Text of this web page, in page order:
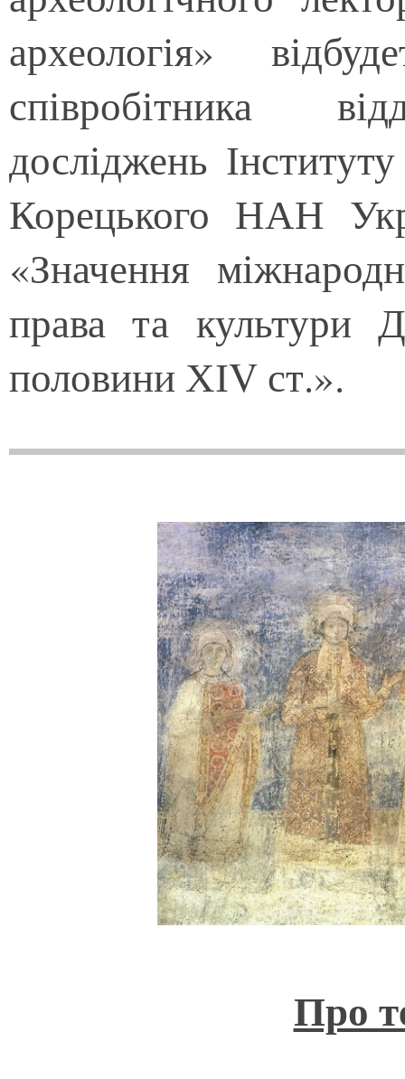
археологія»
співробітника
досліджень
Корецького НАН
«Значення
права та культури
половини ХІV ст.».
Про